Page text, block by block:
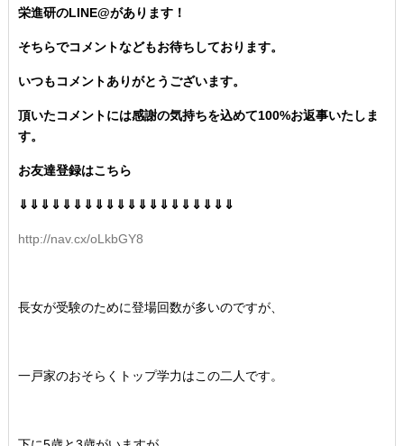
栄進研のLINE@があります！
そちらでコメントなどもお待ちしております。
いつもコメントありがとうございます。
頂いたコメントには感謝の気持ちを込めて100%お返事いたしま
す。
お友達登録はこちら
⇓⇓⇓⇓⇓⇓⇓⇓⇓⇓⇓⇓⇓⇓⇓⇓⇓⇓⇓⇓
http://nav.cx/oLkbGY8
長女が受験のために登場回数が多いのですが、
一戸家のおそらくトップ学力はこの二人です。